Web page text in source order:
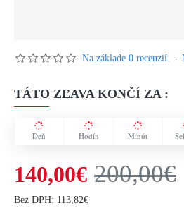
Na základe 0 recenzií. -
TÁTO ZĽAVA KONČÍ ZA :
Deň Hodín Minút
140,00€ 200,00€
Bez DPH: 113,82€